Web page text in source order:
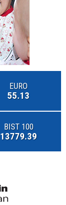
EURO
55.13
BIST 100
13779.39